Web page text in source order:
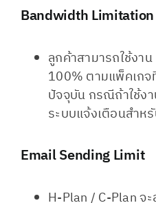
Bandwidth Limitation​
ลูกค้าสามารถใช้งา
100% ตามแพ็คเกจ
ปัจจุบัน กรณีถ้าใช้ง
ระบบแจ้งเตือนสำห
Email Sending Limit​
H-Plan / C-Plan จ